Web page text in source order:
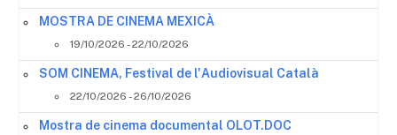
MOSTRA DE CINEMA MEXICÀ
19/10/2026 - 22/10/2026
SOM CINEMA, Festival de l'Audiovisual Català
22/10/2026 - 26/10/2026
Mostra de cinema documental OLOT.DOC